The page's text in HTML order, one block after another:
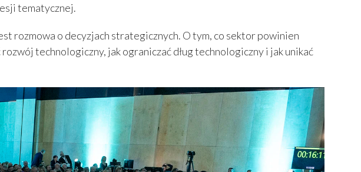
tematycznej.
rozmowa o decyzjach strategicznych. O tym, co sektor powinien
technologiczny, jak ograniczać dług technologiczny i jak unikać